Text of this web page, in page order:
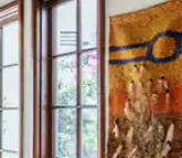
appuyant et en faisant